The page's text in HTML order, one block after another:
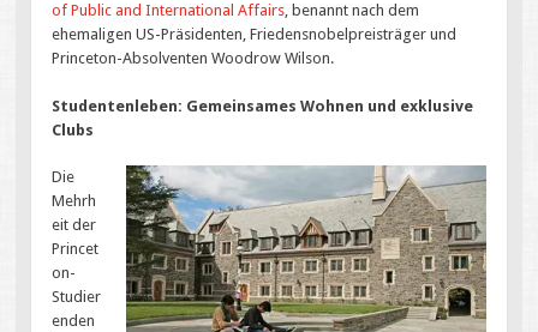
of Public and International Affairs, benannt nach dem
ehemaligen US-Präsidenten, Friedensnobelpreisträger und
Princeton-Absolventen Woodrow Wilson.
Studentenleben: Gemeinsames Wohnen und exklusive
Clubs
Die
Mehrh
eit der
Princet
on-
Studier
enden